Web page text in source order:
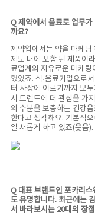
Q 제약에서 음료로 업무
까요?
제약업에서는 약을 마케
제도 내에 포함 된 제품이
료업계의 자유로운 마케
했었죠. 식·음료기업으로
터 사장에 이르기까지 모
시 트렌드에 더 관심을 가
의 수분을 보충하는 건강
한다고 생각해요. 기본적
일 새롭게 하고 있죠(웃음).
Q 대표 브랜드인 포카리
도 유명합니다. 최근에는
서 바라보시는 20대의 장